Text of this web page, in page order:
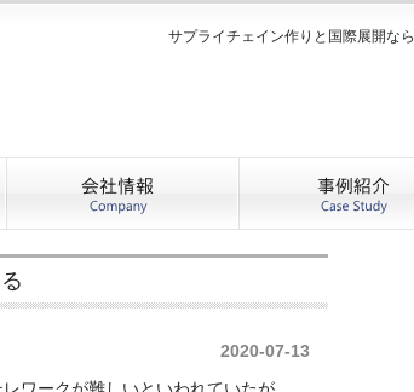
サプライチェイン作りと国際展開なら
2020-07-13